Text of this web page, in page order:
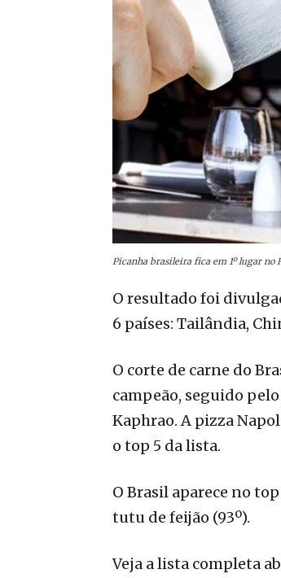
Picanha brasileira fica em 1º lugar no
O resultado foi
6 países: Tailândia,
O corte de carne do
campeão, seguido
Kaphrao. A pizza
o top 5 da lista.
O Brasil aparece no
tutu de feijão (93º).
Veja a lista completa